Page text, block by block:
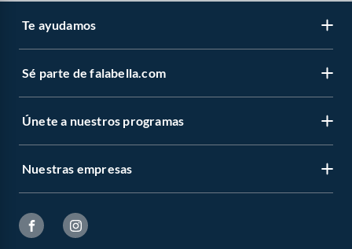
Te ayudamos
Sé parte de falabella.com
Únete a nuestros programas
Nuestras empresas